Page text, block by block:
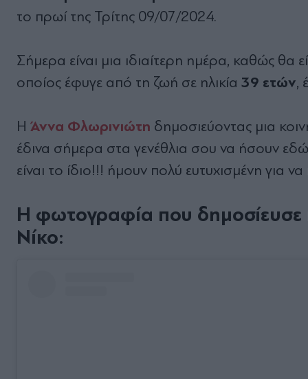
το πρωί της Τρίτης 09/07/2024.
Σήμερα είναι μια ιδιαίτερη ημέρα, καθώς θα
οποίος έφυγε από τη ζωή σε ηλικία 39 ετών,
Η Άννα Φλωρινιώτη δημοσιεύοντας μια
έδινα σήμερα στα γενέθλια σου να ήσουν
είναι το ίδιο!!! ήμουν πολύ ευτυχισμένη για
Η φωτογραφία που
Νίκο: